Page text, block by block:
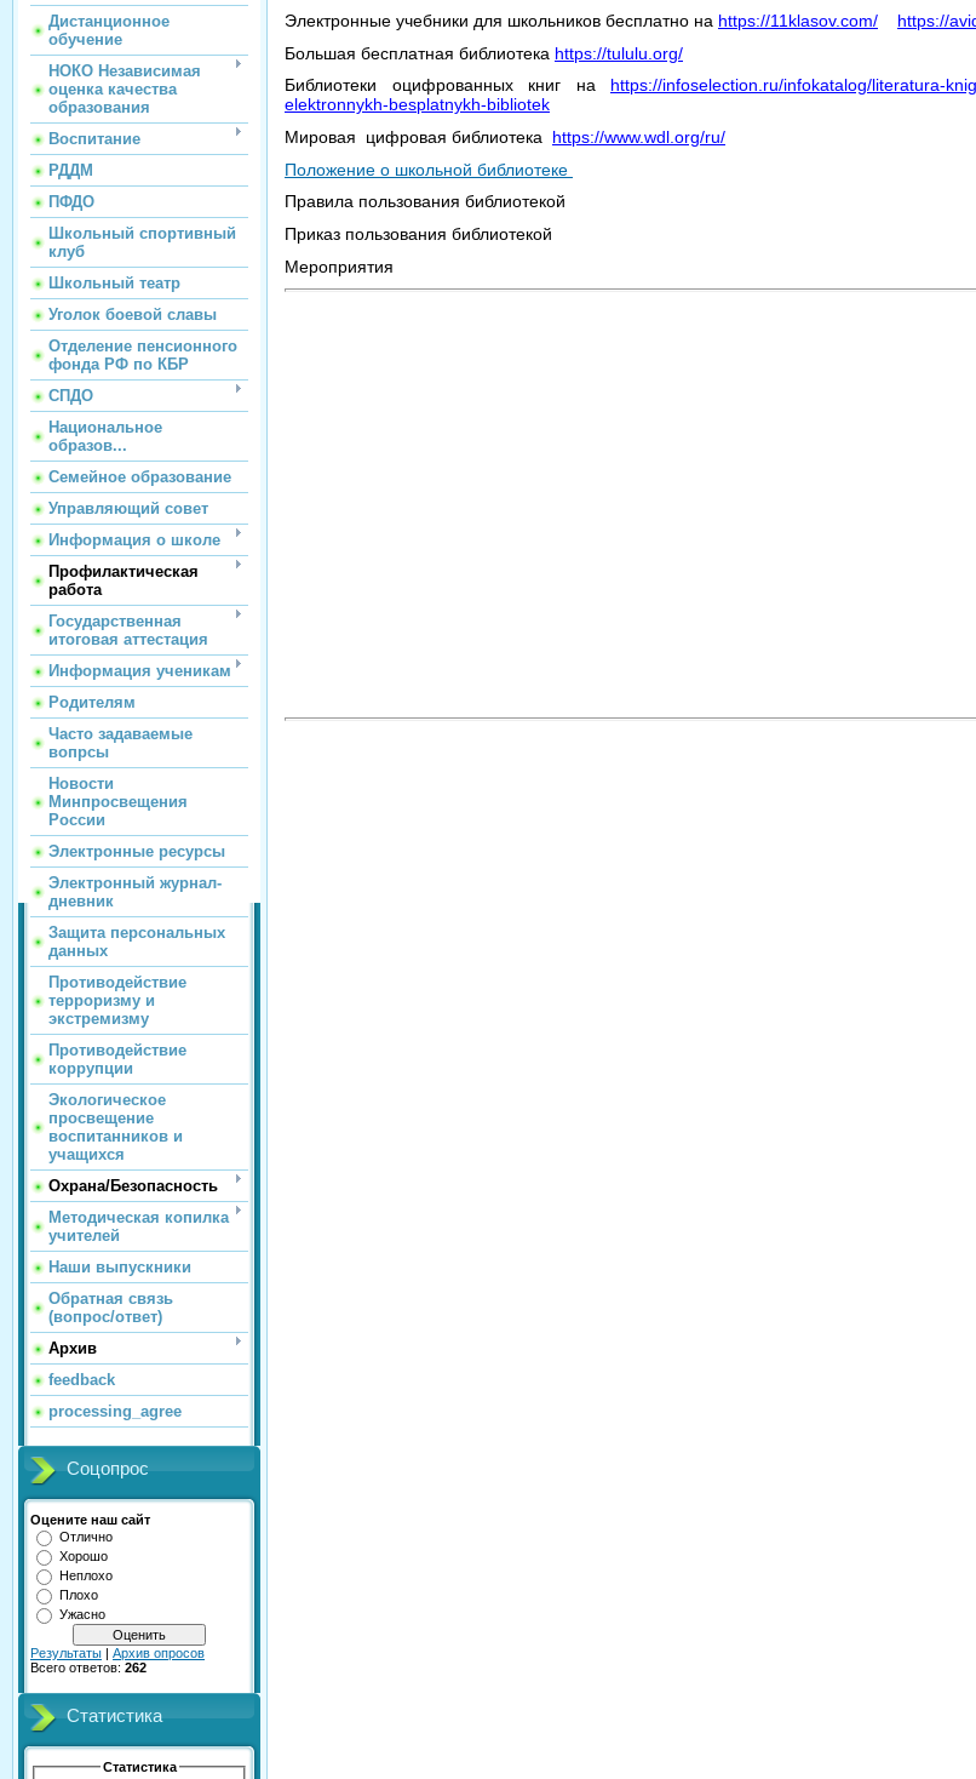
Дистанционное
обучение
НОКО Независимая
оценка качества
образования
Воспитание
РДДМ
ПФДО
Школьный спортивный
клуб
Школьный театр
Уголок боевой славы
Отделение пенсионного
фонда РФ по КБР
СПДО
Национальное
образов...
Семейное образование
Управляющий совет
Информация о школе
Профилактическая
работа
Государственная
итоговая аттестация
Информация ученикам
Родителям
Часто задаваемые
вопрсы
Новости
Минпросвещения
России
Электронные ресурсы
Электронный журнал-
дневник
Защита персональных
данных
Противодействие
терроризму и
экстремизму
Противодействие
коррупции
Экологическое
просвещение
воспитанников и
учащихся
Охрана/Безопасность
Методическая копилка
учителей
Наши выпускники
Обратная связь
(вопрос/ответ)
Архив
feedback
processing_agree
Соцопрос
Оцените наш сайт
Отлично
Хорошо
Неплохо
Плохо
Ужасно
Результаты | Архив опросов
Всего ответов: 262
Статистика
Статистика
Электронные учебники для школьников бесплатно на https://11klasov.com/
https://
Большая бесплатная библиотека https://tululu.org/
Библиотеки оцифрованных книг на https://infoselection.ru/infokatalog/literatura-
elektronnykh-besplatnykh-bibliotek
Мировая цифровая библиотека https://www.wdl.org/ru/
Положение о школьной библиотеке
Правила пользования библиотекой
Приказ пользования библиотекой
Мероприятия